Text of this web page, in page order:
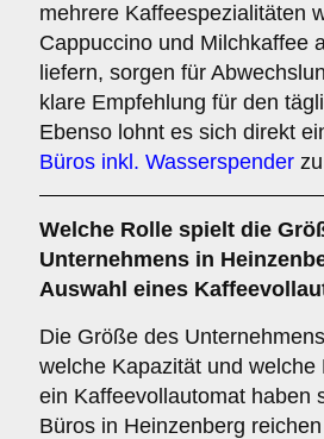
mehrere Kaffeespezialitäten
Cappuccino und Milchkaffee
liefern, sorgen für
klare Empfehlung für den
Ebenso lohnt es sich direkt
Büros inkl. Wasserspender
Welche Rolle spielt die
Unternehmens in
Auswahl eines
Die Größe des
welche Kapazität und welche
ein Kaffeevollautomat haben
Büros in Heinzenberg